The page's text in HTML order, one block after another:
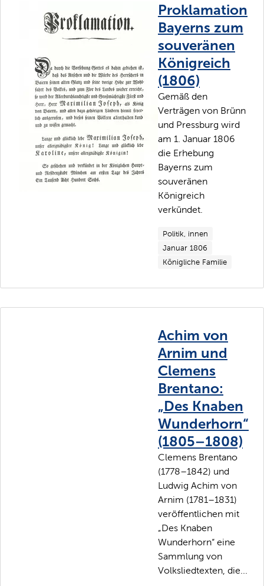
Proklamation
Bayerns zum
souveränen
Königreich
(1806)
Gemäß den
Verträgen von Brünn
und Pressburg wird
am 1. Januar 1806
die Erhebung
Bayerns zum
souveränen
Königreich
verkündet.
Politik, innen
Januar 1806
Königliche Familie
Achim von
Arnim und
Clemens
Brentano:
„Des Knaben
Wunderhorn“
(1805–1808)
Clemens Brentano
(1778–1842) und
Ludwig Achim von
Arnim (1781–1831)
veröffentlichen mit
„Des Knaben
Wunderhorn“ eine
Sammlung von
Volksliedtexten, die...